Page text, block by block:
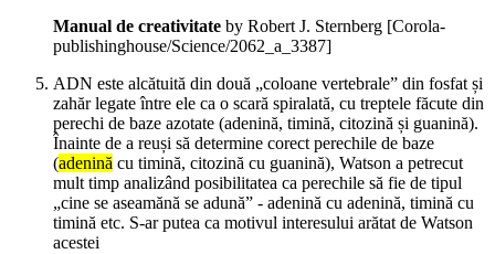
Manual de creativitate by Robert J. Sternberg [Corola-
publishinghouse/Science/2062_a_3387]
ADN este alcătuită din două „coloane vertebrale” din fosfat și
zahăr legate între ele ca o scară spiralată, cu treptele făcute din
perechi de baze azotate (adenină, timină, citozină și guanină).
Înainte de a reuși să determine corect perechile de baze
(adenină cu timină, citozină cu guanină), Watson a petrecut
mult timp analizând posibilitatea ca perechile să fie de tipul
„cine se aseamănă se adună” - adenină cu adenină, timină cu
timină etc. S-ar putea ca motivul interesului arătat de Watson
acestei